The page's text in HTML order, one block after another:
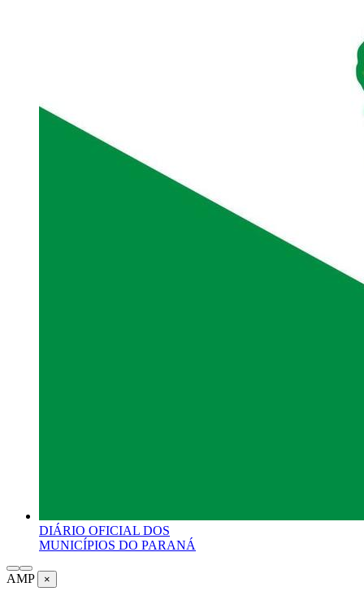
DIÁRIO OFICIAL DOS
MUNICÍPIOS DO PARANÁ
AMP ×